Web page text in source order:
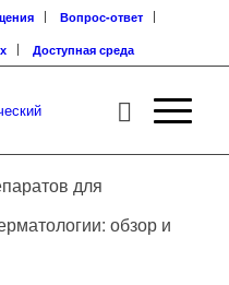
Вопрос-ответ
Доступная среда
для
обзор и